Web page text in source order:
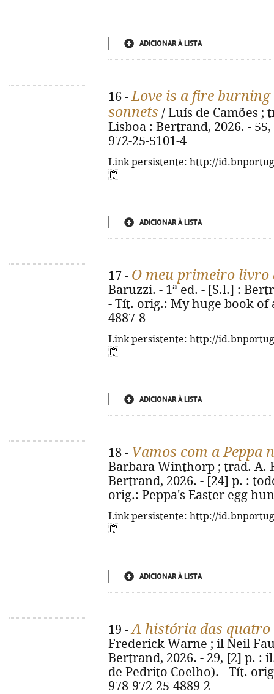
ADICIONAR À LISTA
16 -Love is a fire
sonnets / Luís de Camões ;
Lisboa : Bertrand, 2026. -
972-25-5101-4
Link persistente: http://
ADICIONAR À LISTA
17 - O meu primeiro livro
Baruzzi. - 1ª ed. - [S.l.] :
- Tít. orig.: My huge book of
4887-8
Link persistente: http://
ADICIONAR À LISTA
18 - Vamos com a Peppa
Barbara Winthorp ; trad. A.
Bertrand, 2026. - [24] p. :
orig.: Peppa's Easter egg
Link persistente: http://
ADICIONAR À LISTA
19 -A história das quatro
Frederick Warne ; il Neil
Bertrand, 2026. - 29, [2] p. :
de Pedrito Coelho). - Tít.
978-972-25-4889-2